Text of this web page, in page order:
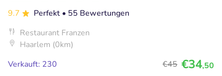
9.7
Perfekt • 55 Bewertungen
Restaurant Franzen
Haarlem (0km)
Verkauft: 230
€45 €34,50